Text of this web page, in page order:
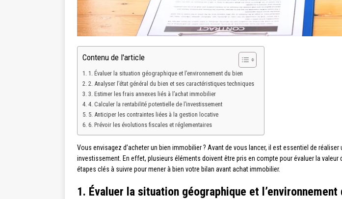
Contenu de l'article
1. Évaluer la situation géographique et l’environnement du bien
2. Analyser l’état général du bien et ses caractéristiques techniques
3. Estimer les frais annexes liés à l’achat immobilier
4. Calculer la rentabilité potentielle de l’investissement
5. Anticiper les contraintes liées à la gestion locative
6. Prévoir les évolutions fiscales et réglementaires
Vous envisagez d’acheter un bien immobilier ? Avant de vous lancer, il est essentiel de
investissement. En effet, plusieurs éléments doivent être pris en compte pour évaluer la
étapes clés à suivre pour mener à bien votre bilan avant achat immobilier.
1. Évaluer la situation géographique et l’environnement